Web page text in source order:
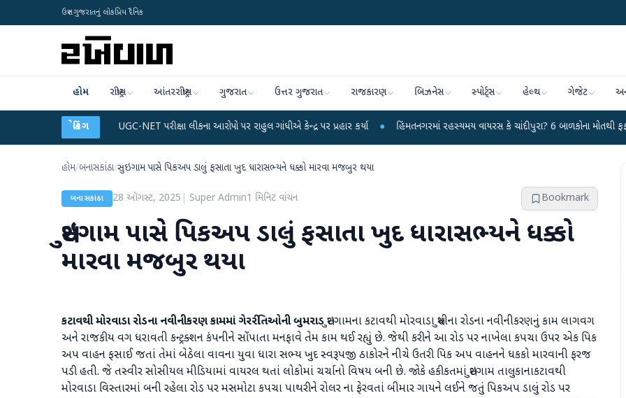
ઉત્તર ગુજરાતનું લોકપ્રિય દૈનિક
હોમ રાષ્ટ્રીય આંતરરાષ્ટ્રીય ગુજરાત ઉત્તર ગુજરાત રાજકારણ બિઝનેસ સ્પોર્ટ્સ હેલ્થ ગેજેટ
બ્રેકિંગ
UGC-NET પરીક્ષા લીકના આરોપો પર રાહુલ ગાંધીએ કેન્દ્ર પર પ્રહાર કર્યા ● હિંમતનગરમાં રહસ્યમય વાયરસ કે ચાંદીપુરા? 6 બાળકોના મોતથી ફફડાટ ●
હોમ/બનાસકાંઠા/સુઇગામ પાસે પિકઅપ ડાલું ફસાતા ખુદ ધારાસભ્યને ધક્કો મારવા મજબુર થયા
બનાસકાંઠા 28 ઑગસ્ટ, 2025 Super Admin1 મિનિટ વાંચન Bookmark
સુઇગામ પાસે પિકઅપ ડાલું ફસાતા ખુદ ધારાસભ્યને ધક્કો
મારવા મજબુર થયા
કટાવથી મોરવાડા રોડના નવીનીકરણ કામમાં ગેરરીતિઓની બુમરાડસુઇગામના કટાવથી મોરવાડા સુધીના રોડના નવીનીકરણનું કામ લાગવગ
અને રાજકીય વગ ધરાવતી કન્ટ્રક્શન કંપનીને સોંપાતા મનફાવે તેમ કામ થઈ રહ્યું છે. જેથી કરીને આ રોડ પર નાખેલા કપચા ઉપર એક પિક
અપ વાહન ફસાઈ જતાં તેમાં બેઠેલા વાવના યુવા ધારા સભ્ય ખુદ સ્વરૂપજી ઠાકોરને નીચે ઉતરી પિક અપ વાહનને ધકકો મારવાની ફરજ
પડી હતી. જે તસ્વીર સોસીયલ મીડિયામાં વાયરલ થતાં લોકોમાં ચર્ચાનો વિષય બની છે. જોકે હકીકતમાં સુઇગામ તાલુકાનાકટાવથી
મોરવાડા વિસ્તારમાં બની રહેલા રોડ પર મસમોટા કપચા પાથરીને રોલર ના ફેરવતાં બીમાર ગાયને લઈને જતું પિકઅપ ડાલું રોડ પર